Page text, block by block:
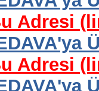
Adresi
Adresi